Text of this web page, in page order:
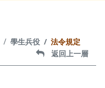
學生兵役 法令規定
返回上一層
返回上一層